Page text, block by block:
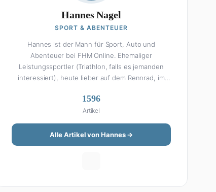
Hannes Nagel
SPORT & ABENTEUER
Hannes ist der Mann für Sport, Auto und
Abenteuer bei FHM Online. Ehemaliger
Leistungssportler (Triathlon, falls es jemanden
interessiert), heute lieber auf dem Rennrad, im
Wissen über Sport ist enzyklopädisch: Egal ob
Bundesliga-Analyse, Formel 1, UFC oder Olympia –
Hannes liefert fundierte Einschätzungen mit der
Leidenschaft eines echten Fans. Aber Sport ist
nur die halbe Miete: Hannes ist auch unser Auto-
1596
Artikel
Alle Artikel von Hannes →